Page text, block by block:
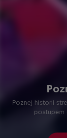
Poznej historii
postupem